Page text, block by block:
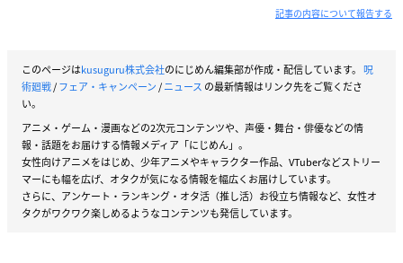
記事の内容について報告する
このページはkusuguru株式会社のにじめん編集部が作成・配信しています。 呪
術廻戦/フェア・キャンペーン/ニュース の最新情報はリンク先をご覧くださ
い。
アニメ・ゲーム・漫画などの2次元コンテンツや、声優・舞台・俳優などの情
報・話題をお届けする情報メディア「にじめん」。
女性向けアニメをはじめ、少年アニメやキャラクター作品、VTuberなどストリー
マーにも幅を広げ、オタクが気になる情報を幅広くお届けしています。
さらに、アンケート・ランキング・オタ活（推し活）お役立ち情報など、女性オ
タクがワクワク楽しめるようなコンテンツも発信しています。